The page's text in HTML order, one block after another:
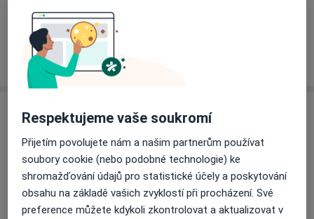
Názory
Přidejte svůj názor
41 názorů
Respektujeme vaše soukromí
Přijetím povolujete nám a našim partnerům používat
soubory cookie (nebo podobné technologie) ke
shromažďování údajů pro statistické účely a poskytování
obsahu na základě vašich zvyklostí při procházení. Své
preference můžete kdykoli zkontrolovat a aktualizovat v